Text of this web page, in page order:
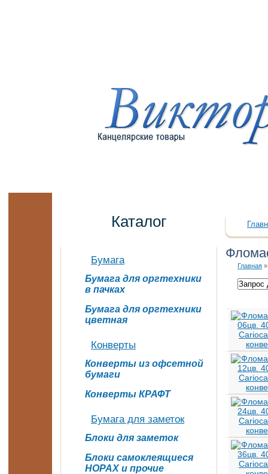
Каталог
Бумага
Бумага для оргтехники
в пачках
Бумага для оргтехники
цветная
Конверты
Конверты из офсетной
бумаги
Конверты КРАФТ
Бумага для заметок
Блоки для заметок
Блоки самоклеящиеся
HOPAX и прочие
Главная